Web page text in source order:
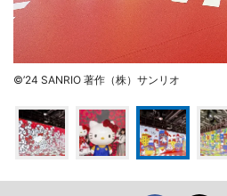
©’24 SANRIO 著作（株）サンリオ